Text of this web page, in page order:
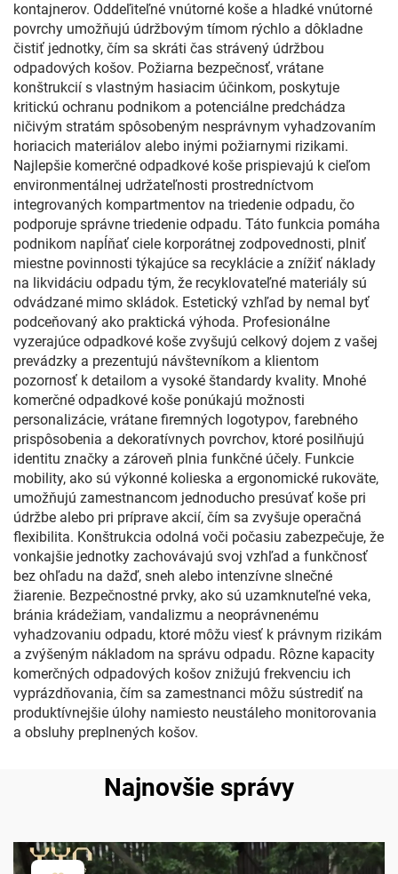
kontajnerov. Oddeľiteľné vnútorné koše a hladké vnútorné
povrchy umožňujú údržbovým tímom rýchlo a dôkladne
čistiť jednotky, čím sa skráti čas strávený údržbou
odpadových košov. Požiarna bezpečnosť, vrátane
konštrukcií s vlastným hasiacim účinkom, poskytuje
kritickú ochranu podnikom a potenciálne predchádza
ničivým stratám spôsobeným nesprávnym vyhadzovaním
horiacich materiálov alebo inými požiarnymi rizikami.
Najlepšie komerčné odpadkové koše prispievajú k cieľom
environmentálnej udržateľnosti prostredníctvom
integrovaných kompartmentov na triedenie odpadu, čo
podporuje správne triedenie odpadu. Táto funkcia pomáha
podnikom napĺňať ciele korporátnej zodpovednosti, plniť
miestne povinnosti týkajúce sa recyklácie a znížiť náklady
na likvidáciu odpadu tým, že recyklovateľné materiály sú
odvádzané mimo skládok. Estetický vzhľad by nemal byť
podceňovaný ako praktická výhoda. Profesionálne
vyzerajúce odpadkové koše zvyšujú celkový dojem z vašej
prevádzky a prezentujú návštevníkom a klientom
pozornosť k detailom a vysoké štandardy kvality. Mnohé
komerčné odpadkové koše ponúkajú možnosti
personalizácie, vrátane firemných logotypov, farebného
prispôsobenia a dekoratívnych povrchov, ktoré posilňujú
identitu značky a zároveň plnia funkčné účely. Funkcie
mobility, ako sú výkonné kolieska a ergonomické rukoväte,
umožňujú zamestnancom jednoducho presúvať koše pri
údržbe alebo pri príprave akcií, čím sa zvyšuje operačná
flexibilita. Konštrukcia odolná voči počasiu zabezpečuje, že
vonkajšie jednotky zachovávajú svoj vzhľad a funkčnosť
bez ohľadu na dažď, sneh alebo intenzívne slnečné
žiarenie. Bezpečnostné prvky, ako sú uzamknuteľné veka,
bránia krádežiam, vandalizmu a neoprávnenému
vyhadzovaniu odpadu, ktoré môžu viesť k právnym rizikám
a zvýšeným nákladom na správu odpadu. Rôzne kapacity
komerčných odpadových košov znižujú frekvenciu ich
vyprázdňovania, čím sa zamestnanci môžu sústrediť na
produktívnejšie úlohy namiesto neustáleho monitorovania
a obsluhy preplnených košov.
Najnovšie správy